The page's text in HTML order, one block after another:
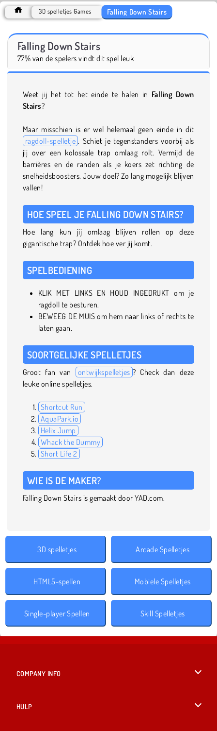
3D spelletjes Games Falling Down Stairs
Falling Down Stairs
77% van de spelers vindt dit spel leuk
Weet jij het tot het einde te halen in Falling Down
Stairs?
Maar misschien is er wel helemaal geen einde in dit
ragdoll-spelletje . Schiet je tegenstanders voorbij als
jij over een kolossale trap omlaag rolt. Vermijd de
barrières en de randen als je koers zet richting de
snelheidsboosters. Jouw doel? Zo lang mogelijk blijven
vallen!
HOE SPEEL JE FALLING DOWN STAIRS?
Hoe lang kun jij omlaag blijven rollen op deze
gigantische trap? Ontdek hoe ver jij komt.
SPELBEDIENING
KLIK MET LINKS EN HOUD INGEDRUKT om je
ragdoll te besturen.
BEWEEG DE MUIS om hem naar links of rechts te
laten gaan.
SOORTGELIJKE SPELLETJES
Groot fan van ontwijkspelletjes ? Check dan deze
leuke online spelletjes.
Shortcut Run
AquaPark.io
Helix Jump
Whack the Dummy
Short Life 2
WIE IS DE MAKER?
Falling Down Stairs is gemaakt door YAD.com.
3D spelletjes Arcade Spelletjes
HTML5-spellen Mobiele Spelletjes
Single-player Spellen Skill Spelletjes
COMPANY INFO
HULP